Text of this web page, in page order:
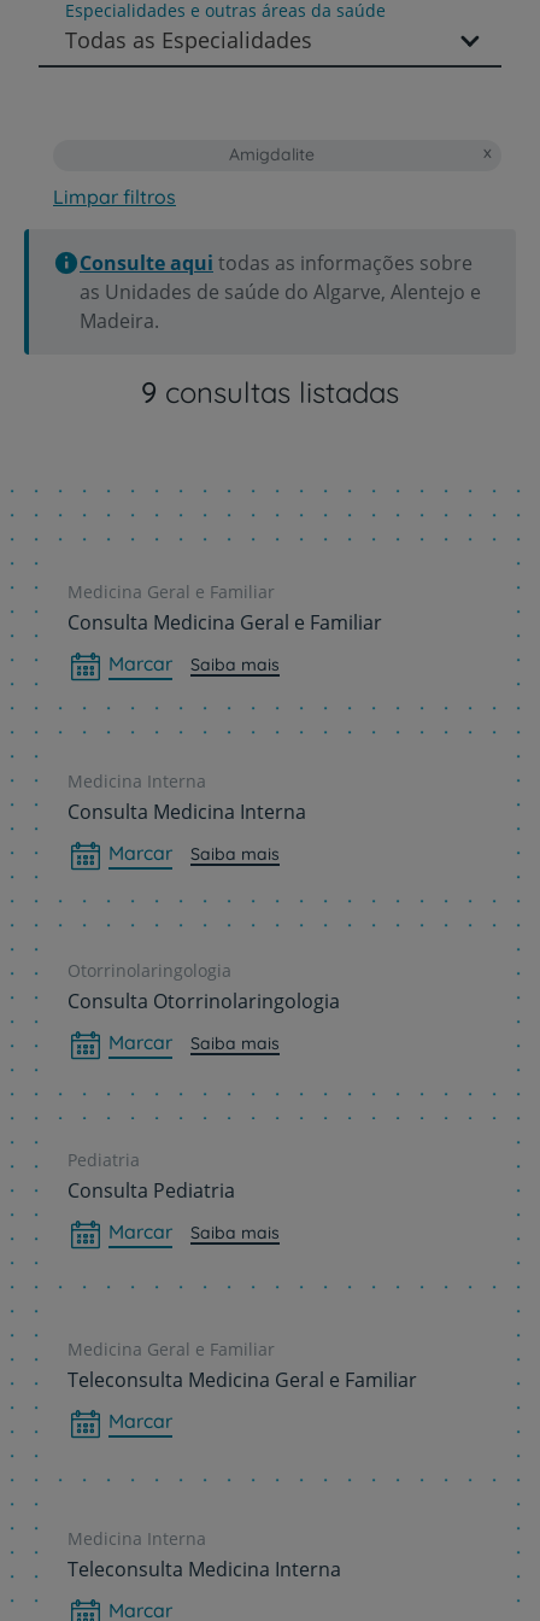
Especialidades e outras áreas da saúde
Todas as Especialidades
Amigdalite
Limpar filtros
Consulte aqui todas as informações sobre
as Unidades de saúde do Algarve, Alentejo e
Madeira.
9 consultas listadas
Medicina Geral e Familiar
Consulta Medicina Geral e Familiar
Marcar Saiba mais
Medicina Interna
Consulta Medicina Interna
Marcar Saiba mais
Otorrinolaringologia
Consulta Otorrinolaringologia
Marcar Saiba mais
Pediatria
Consulta Pediatria
Marcar Saiba mais
Medicina Geral e Familiar
Teleconsulta Medicina Geral e Familiar
Marcar
Medicina Interna
Teleconsulta Medicina Interna
Marcar